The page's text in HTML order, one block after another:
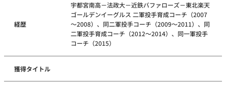
経歴
宇都宮南高－法政大－近鉄バファローズ－東北楽天
ゴールデンイーグルス 二軍投手育成コーチ（2007
～2008）、同二軍投手コーチ（2009～2011）、同
二軍投手育成コーチ（2012～2014）、同一軍投手
コーチ（2015）
獲得タイトル